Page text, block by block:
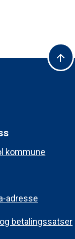
arrow_upward
kommune
adresse
betalingssatser